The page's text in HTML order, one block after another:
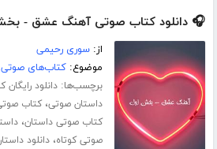
🎧 دانلود کتاب صوتی آهنگ عشق -
از:سوری رحیمی
موضوع:کتاب‌های صوتی
برچسب‌ها:دانلود
داستان صوتی،کتاب
کتاب صوتی داستان،
صوتی کوتاه،دانلود